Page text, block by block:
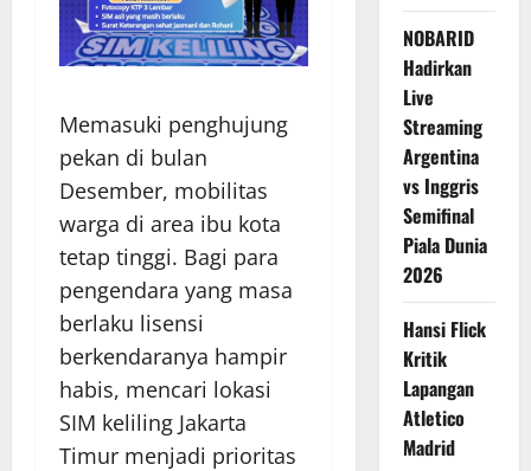
Memasuki penghujung
pekan di bulan
Desember, mobilitas
warga di area ibu kota
tetap tinggi. Bagi para
pengendara yang masa
berlaku lisensi
berkendaranya hampir
habis, mencari lokasi
SIM keliling Jakarta
Timur menjadi prioritas
NOBARID
Hadirkan
Live
Streaming
Argentina
vs Inggris
Semifinal
Piala Dunia
2026
Hansi Flick
Kritik
Lapangan
Atletico
Madrid